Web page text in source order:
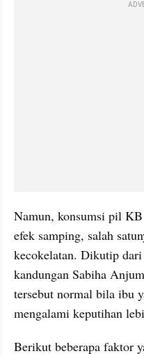
Namun, konsumsi pil
efek samping, salah
kecokelatan. Dikutip
kandungan Sabiha
tersebut normal bila ibu
mengalami keputihan
Berikut beberapa faktor